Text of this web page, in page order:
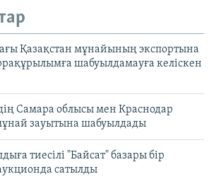
Қазақстан мұнайының экспортына
шабуылдамауға келіскен
Самара облысы мен Краснодар
зауытына шабуылдады
тиесілі "Байсат" базары бір
сатылды